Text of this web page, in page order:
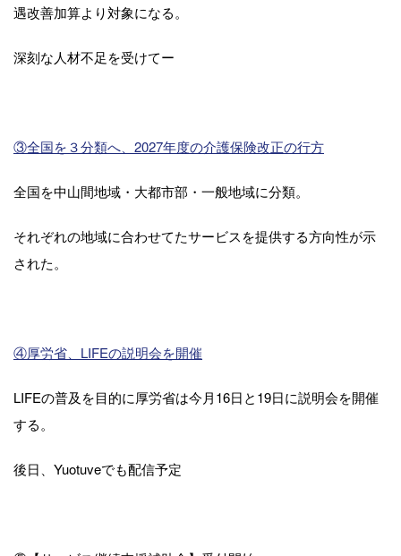
遇改善加算より対象になる。
深刻な人材不足を受けてー
③全国を３分類へ、2027年度の介護保険改正の行方
全国を中山間地域・大都市部・一般地域に分類。
それぞれの地域に合わせてたサービスを提供する方向性が示
された。
④厚労省、LIFEの説明会を開催
LIFEの普及を目的に厚労省は今月16日と19日に説明会を開催
する。
後日、Yuotuveでも配信予定